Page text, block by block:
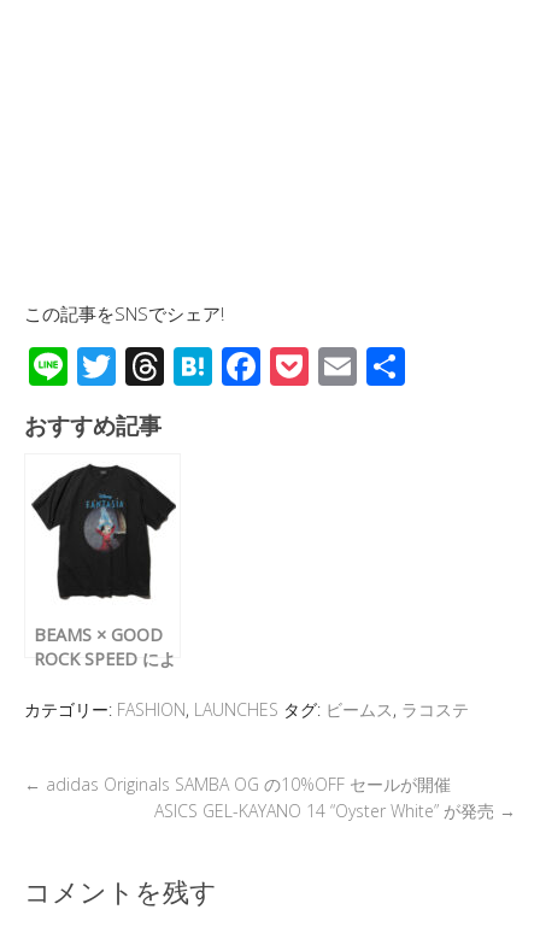
この記事をSNSでシェア!
Li
n
e
T
wi
tt
er
T
a
d
H F P E
おすすめ記事
BEAMS × GOOD
ROCK SPEED によ
FANTASIA Tee 2
カテゴリー: FASHION, LAUNCHES タグ: ビームス, ラコステ
← adidas Originals SAMBA OG の10%OFF セールが開催
ASICS GEL-KAYANO 14 “Oyster White” が発売 →
コメントを残す